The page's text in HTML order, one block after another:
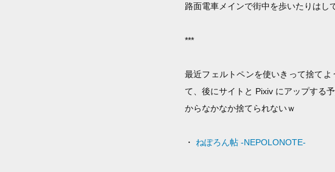
路面電車メインで街中を歩いたりはし
***
最近フェルトペンを使いきって捨て
て、後にサイトと Pixiv にアップする
からなかなか捨てられないｗ
・ ねぽろん帖 -NEPOLONOTE-